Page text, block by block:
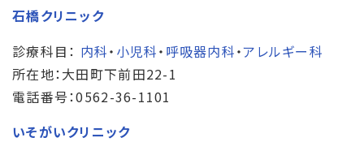
石橋クリニック
診療科目： 内科・ 小児科・ 呼吸器内科・アレルギー科
所在地：大田町下前田22-1
電話番号：0562-36-1101
いそがいクリニック